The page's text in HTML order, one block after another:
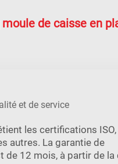
de caisse en
et de service
les certifications ISO,
autres. La garantie de
de 12 mois, à partir de la